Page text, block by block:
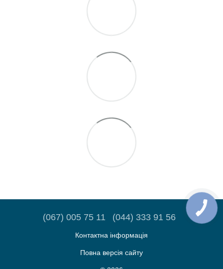
(067) 005 75 11 (044) 333 91 56
Контактна інформація
Повна версія сайту